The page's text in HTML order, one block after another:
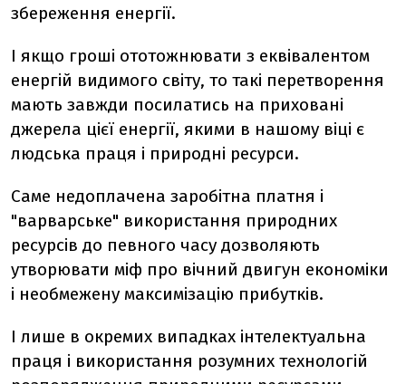
збереження енергії.
І якщо гроші ототожнювати з еквівалентом
енергій видимого світу, то такі перетворення
мають завжди посилатись на приховані
джерела цієї енергії, якими в нашому віці є
людська праця і природні ресурси.
Саме недоплачена заробітна платня і
"варварське" використання природних
ресурсів до певного часу дозволяють
утворювати міф про вічний двигун економіки
і необмежену максимізацію прибутків.
І лише в окремих випадках інтелектуальна
праця і використання розумних технологій